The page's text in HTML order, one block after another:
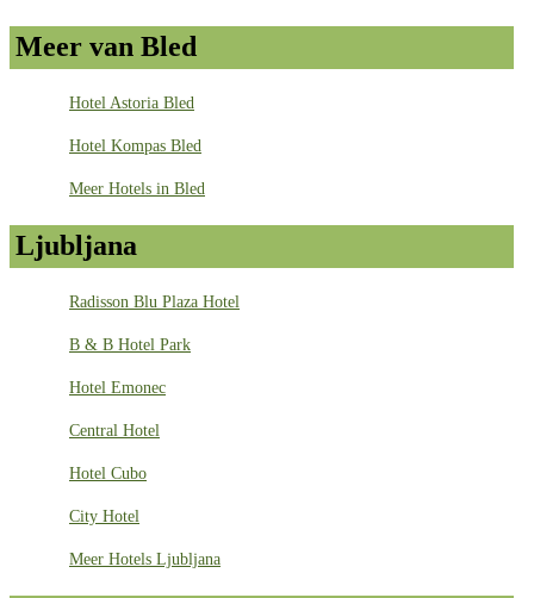
Meer van Bled
Hotel Astoria Bled
Hotel Kompas Bled
Meer Hotels in Bled
Ljubljana
Radisson Blu Plaza Hotel
B & B Hotel Park
Hotel Emonec
Central Hotel
Hotel Cubo
City Hotel
Meer Hotels Ljubljana